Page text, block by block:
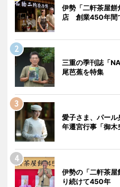
伊勢「二軒茶屋餅
店 創業450年間
三重の季刊誌「
尾芭蕉を特集
愛子さま、パー
年遷宮行事「御木
伊勢の「二軒茶
り続けて450年